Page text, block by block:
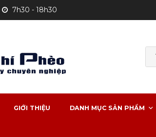
7h30 - 18h30
GIỚI THIỆU DANH MỤC SẢN PHẨM